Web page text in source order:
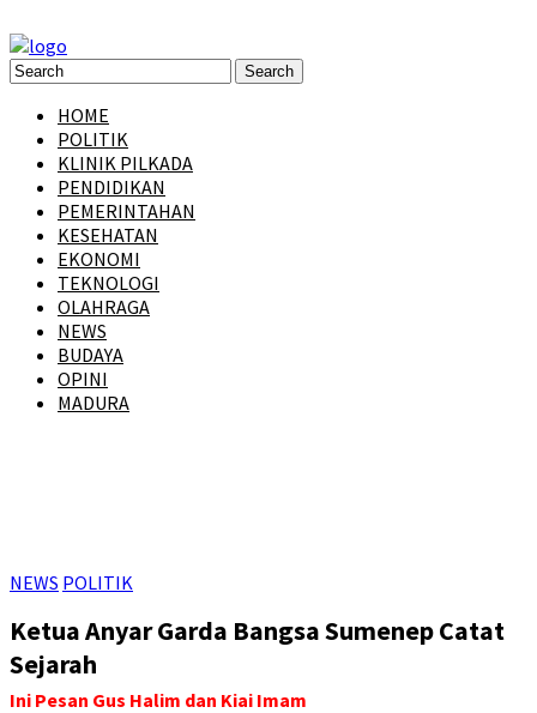
HOME
POLITIK
KLINIK PILKADA
PENDIDIKAN
PEMERINTAHAN
KESEHATAN
EKONOMI
TEKNOLOGI
OLAHRAGA
NEWS
BUDAYA
OPINI
MADURA
NEWS POLITIK
Ketua Anyar Garda Bangsa Sumenep Catat
Sejarah
Ini Pesan Gus Halim dan Kiai Imam